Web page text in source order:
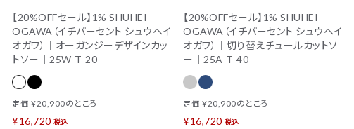
【20%OFFセール】1% SHUHEI
OGAWA（イチパーセント シュウヘイ
オガワ）｜オーガンジーデザインカッ
トソー｜25W-T-20
定価 ¥20,900のところ
¥16,720 税込
【20%OFFセール】1% SHUHEI
OGAWA（イチパーセント シュウヘイ
オガワ）｜切り替えチュールカットソ
ー｜25A-T-40
定価 ¥20,900のところ
¥16,720 税込